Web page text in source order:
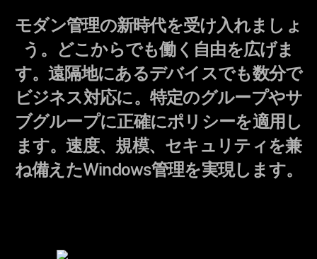
モダン管理の新時代を受け入れましょ
う。どこからでも働く自由を広げま
す。遠隔地にあるデバイスでも数分で
ビジネス対応に。特定のグループやサ
ブグループに正確にポリシーを適用し
ます。速度、規模、セキュリティを兼
ね備えたWindows管理を実現します。